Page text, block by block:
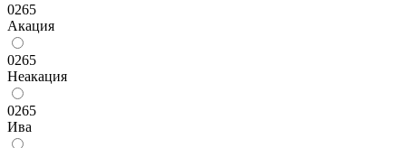
0265
Акация
0265
Неакация
0265
Ива